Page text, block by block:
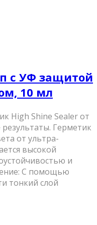
с УФ защитой
10 мл
High Shine Sealer от
Герметик
от ультра-
высокой
и
С помощью
тонкий слой